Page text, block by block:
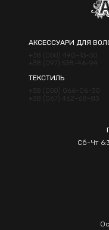
АКСЕССУАРИ ДЛЯ
+38 (050) 490-13-30
+38 (097) 538-46-94
ТЕКСТИЛЬ
+38 (050) 066-06-30
+38 (067) 462-68-83
Сб-Чт